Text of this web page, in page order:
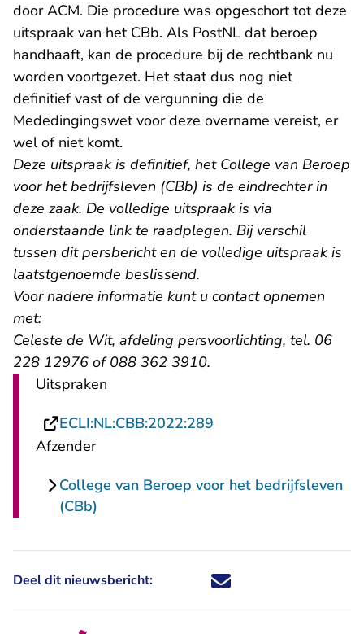
door ACM. Die procedure was opgeschort tot deze
uitspraak van het CBb. Als PostNL dat beroep
handhaaft, kan de procedure bij de rechtbank nu
worden voortgezet. Het staat dus nog niet
definitief vast of de vergunning die de
Mededingingswet voor deze overname vereist, er
wel of niet komt.
Deze uitspraak is definitief, het College van Beroep
voor het bedrijfsleven (CBb) is de eindrechter in
deze zaak. De volledige uitspraak is via
onderstaande link te raadplegen. Bij verschil
tussen dit persbericht en de volledige uitspraak is
laatstgenoemde beslissend.
Voor nadere informatie kunt u contact opnemen
met:
Celeste de Wit, afdeling persvoorlichting, tel. 06
228 12976 of 088 362 3910.
Uitspraken
ECLI:NL:CBB:2022:289
Afzender
College van Beroep voor het bedrijfsleven
(CBb)
Deel dit nieuwsbericht: Deel dit nieuwsbericht via X -
Deel dit nieuwsbericht via
Deel dit nieuwsbericht
Deel dit